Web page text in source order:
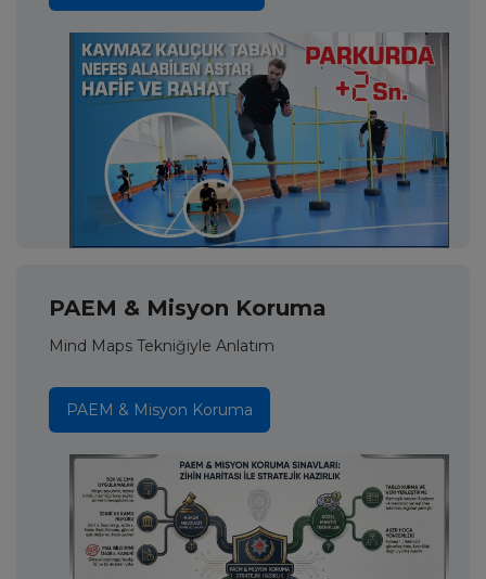
PAEM & Misyon Koruma
Mind Maps Tekniğiyle Anlatım
PAEM & Misyon Koruma